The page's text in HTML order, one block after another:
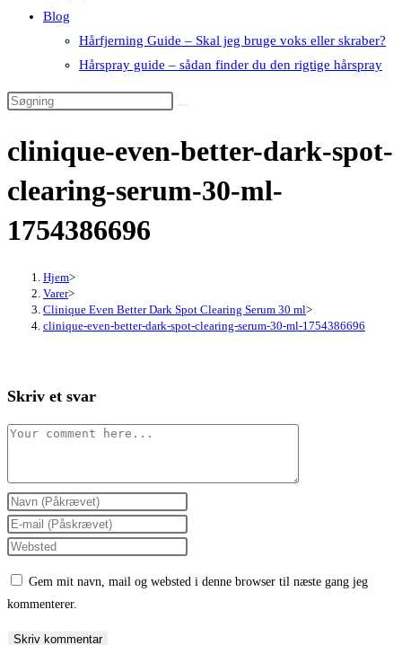
Blog
Hårfjerning Guide – Skal jeg bruge voks eller skraber?
Hårspray guide – sådan finder du den rigtige hårspray
clinique-even-better-dark-spot-
clearing-serum-30-ml-
1754386696
Hjem>
Varer>
Clinique Even Better Dark Spot Clearing Serum 30 ml>
clinique-even-better-dark-spot-clearing-serum-30-ml-1754386696
Skriv et svar
Comment
Enter
your
name
comment
Enter
your
comment
Enter
(optional)
Gem mit navn, mail og websted i denne browser til næste gang jeg
kommenterer.